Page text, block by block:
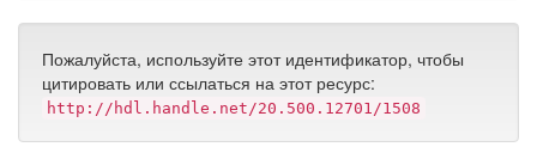
Пожалуйста, используйте этот идентификатор, чтобы
цитировать или ссылаться на этот ресурс:
http://hdl.handle.net/20.500.12701/1508